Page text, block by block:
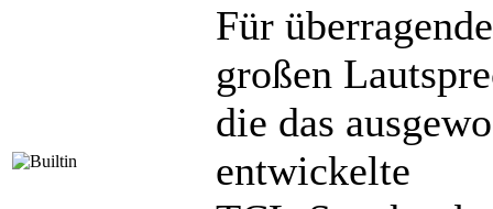
Für
großen
die das
entwickelte